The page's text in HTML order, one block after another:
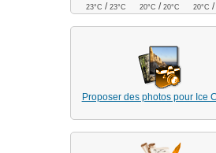
23°C /23°C 20°C /20°C 20°C
Proposer des photos pour Ice